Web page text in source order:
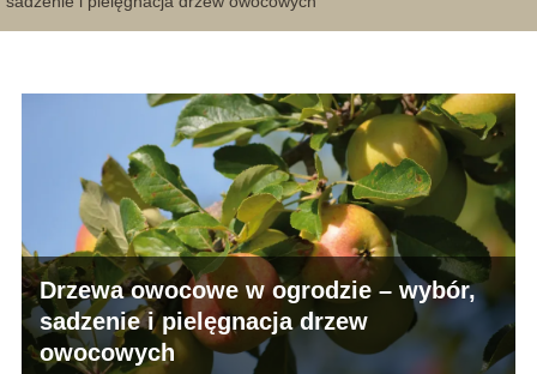
Drzewa owocowe w ogrodzie – wybór,
sadzenie i pielęgnacja drzew
owocowych